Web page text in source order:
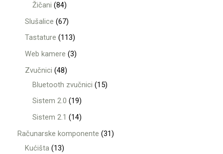
Žičani 84
Slušalice 67
Tastature
113
Web kamere 3
Zvučnici 48
Bluetooth zvučnici
15
Sistem 2.0
19
Sistem 2.1
14
Računarske komponente 31
Kućišta 13